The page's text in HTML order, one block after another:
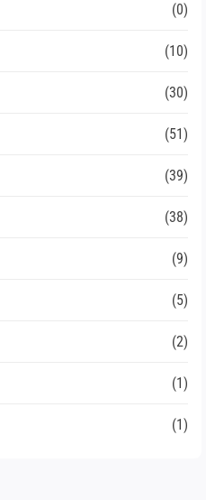
(0)
(10)
(30)
(51)
(39)
(38)
(9)
(5)
(2)
(1)
(1)